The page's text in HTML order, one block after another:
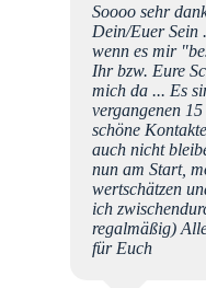
Soooo sehr
Dein/Euer Sein
wenn es mir
Ihr bzw. Eure
mich da ... Es
vergangenen
schöne
auch nicht
nun am Start,
wertschätzen
ich
regalmäßig)
für Euch